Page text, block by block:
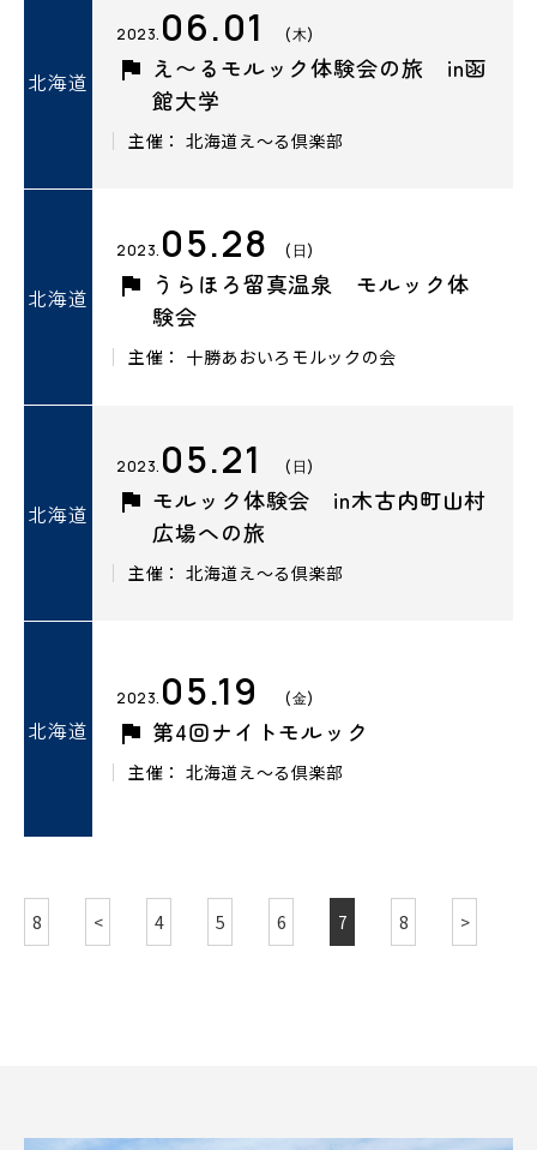
北海道
2023. 06.01 (木)
え〜るモルック体験会の旅 in函
館大学
主催： 北海道え～る倶楽部
北海道
2023. 05.28 (日)
うらほろ留真温泉 モルック体
験会
主催： 十勝あおいろモルックの会
北海道
2023. 05.21 (日)
モルック体験会 in木古内町山村
広場への旅
主催： 北海道え～る倶楽部
北海道
2023. 05.19 (金)
第4回ナイトモルック
主催： 北海道え～る倶楽部
8 < 4 5 6 7 8 >